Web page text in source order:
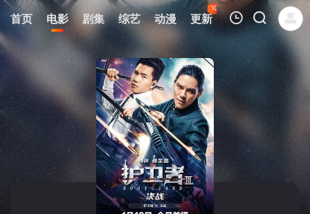
首页 电影 剧集 综艺 动漫 更新
100
热榜 APP
我的观影记录
暂无观看影片的记录